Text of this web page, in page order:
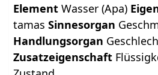
Element Wasser (Apa)
tamasSinnesorgan
Handlungsorgan
Zusatzeigenschaft